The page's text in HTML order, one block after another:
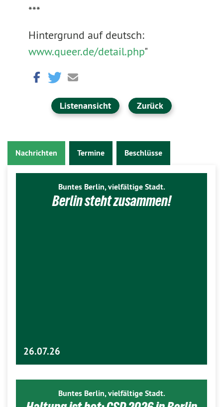
***
Hintergrund auf deutsch:
www.queer.de/detail.php"
Listenansicht Zurück
Nachrichten Termine Beschlüsse
Buntes Berlin, vielfältige Stadt.
Berlin steht zusammen!
26.07.26
Buntes Berlin, vielfältige Stadt.